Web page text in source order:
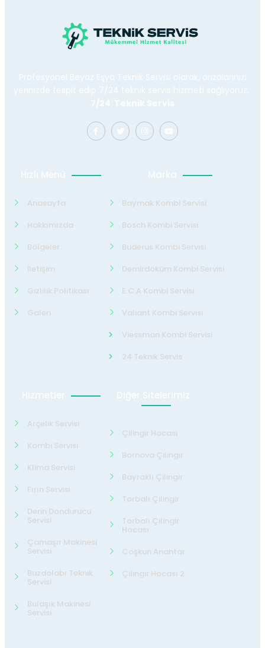
Profesyonel Beyaz Eşya Teknik Servisi olarak, arızalarınızı
yerinizde tespit edip 7/24 teknik servis hizmeti sağlıyoruz.
7/24 Teknik Servis
Hızlı Menü
Anasayfa
Hakkımızda
Bölgeler
İletişim
Gizlilik Politikası
Galeri
Marka
Baymak Kombi Servisi
Bosch Kombi Servisi
Buderus Kombi Servisi
Demirdöküm Kombi Servisi
E.C.A Kombi Servisi
Valiant Kombi Servisi
Viessman Kombi Servisi
24 Teknik Servis
Hizmetler
Arçelik Servisi
Kombi Servisi
Klima Servisi
Fırın Servisi
Derin Dondurucu
Servisi
Çamaşır Makinesi
Servisi
Buzdolabı Teknik
Servisi
Bulaşık Makinesi
Servisi
Diğer Sitelerimiz
Çilingir Hocası
Bornova Çilingir
Bayraklı Çilingir
Torbalı Çilingir
Torbalı Çilingir
Hocası
Coşkun Anahtar
Çilingir Hocası 2